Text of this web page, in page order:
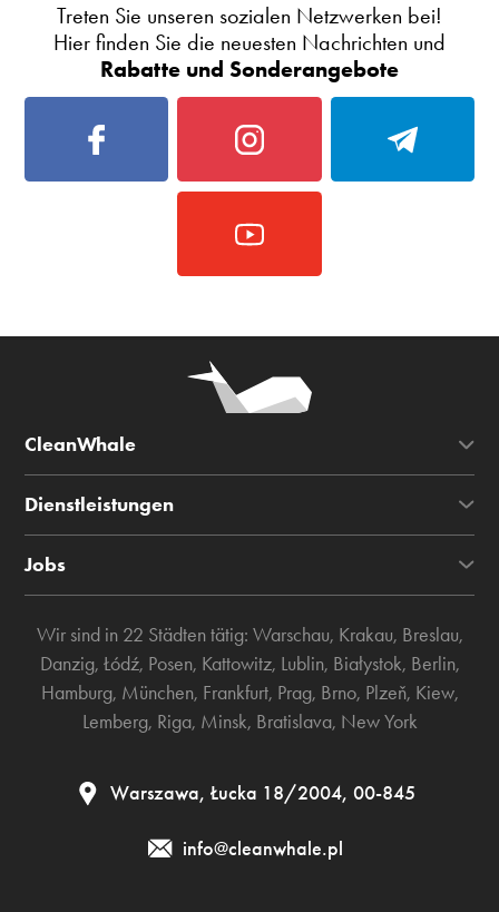
Treten Sie unseren sozialen Netzwerken bei!
Hier finden Sie die neuesten Nachrichten und
Rabatte und Sonderangebote
CleanWhale
Dienstleistungen
Jobs
Wir sind in 22 Städten tätig: Warschau, Krakau, Breslau,
Danzig, Łódź, Posen, Kattowitz, Lublin, Białystok, Berlin,
Hamburg, München, Frankfurt, Prag, Brno, Plzeň, Kiew,
Lemberg, Riga, Minsk, Bratislava, New York
Warszawa, Łucka 18/2004, 00-845
info@cleanwhale.pl